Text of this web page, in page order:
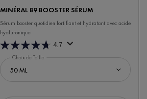
MINÉRAL 89 BOOSTER SÉRUM
Sérum booster quotidien fortifiant et hydratant avec acide
hyaluronique
4.7
Choix de Taille